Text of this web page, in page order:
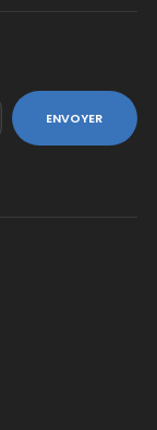
ENVOYER